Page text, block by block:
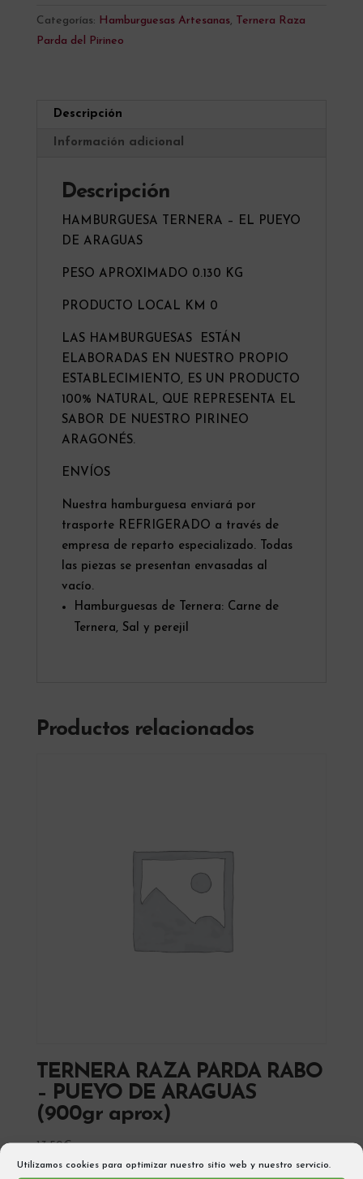
Utilizamos cookies para optimizar nuestro sitio web y nuestro servicio.
PUEYO
DE
Unid
700gr.
cantidad
r
Categorías: Hamburguesas Artesanas,
Ternera Raza
Parda del Pirineo
Descripción
Información adicional
Descripción
HAMBURGUESA TERNERA – EL PUEYO
DE ARAGUAS
PESO APROXIMADO 0.130 KG
PRODUCTO LOCAL KM 0
LAS HAMBURGUESAS ESTÁN
ELABORADAS EN NUESTRO PROPIO
ESTABLECIMIENTO, ES UN PRODUCTO
100% NATURAL, QUE REPRESENTA EL
SABOR DE NUESTRO PIRINEO
ARAGONÉS.
ENVÍOS
Nuestra hamburguesa enviará por
trasporte REFRIGERADO a través de
empresa de reparto especializado. Todas
las piezas se presentan envasadas al
vacío.
Hamburguesas de Ternera: Carne de
Ternera, Sal y perejil
Productos relacionados
TERNERA RAZA PARDA RABO
– PUEYO DE ARAGUAS
(900gr aprox)
13,50€